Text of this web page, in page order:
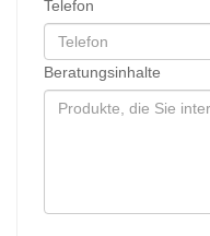
Telefon
Beratungsinhalte